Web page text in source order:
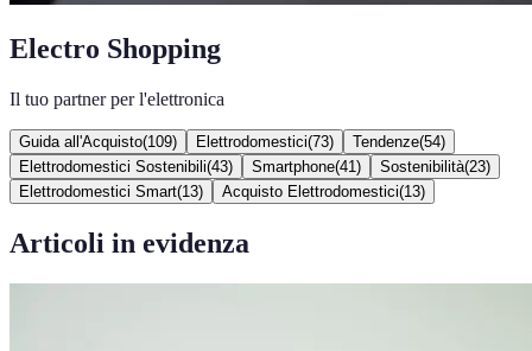
Electro Shopping
Il tuo partner per l'elettronica
Guida all'Acquisto(109) Elettrodomestici(73) Tendenze(54)
Elettrodomestici Sostenibili(43) Smartphone(41 ) Sostenibilità(23)
Elettrodomestici Smart(13) Acquisto Elettrodomestici(13)
Articoli in evidenza